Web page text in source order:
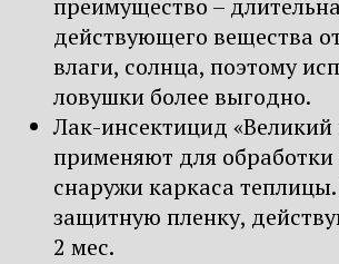
преимущество –
действующего вещества
влаги, солнца, поэтому
ловушки более выгодно.
Лак-инсектицид «Великий
применяют для обработки
снаружи каркаса
защитную пленку,
2 мес.